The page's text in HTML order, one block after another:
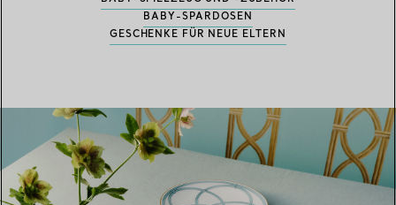
BABY-SPARDOSEN
GESCHENKE FÜR NEUE ELTERN